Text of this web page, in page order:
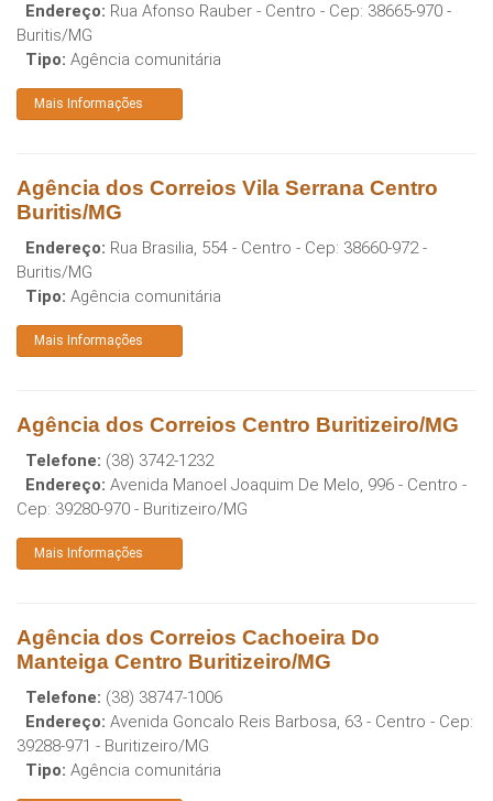
Endereço: Rua Afonso Rauber - Centro - Cep: 38665-970 -
Buritis/MG
Tipo: Agência comunitária
Mais Informações
Agência dos Correios Vila Serrana Centro
Buritis/MG
Endereço: Rua Brasilia, 554 - Centro - Cep: 38660-972-
Buritis/MG
Tipo: Agência comunitária
Mais Informações
Agência dos Correios Centro Buritizeiro/MG
Telefone: (38) 3742-1232
Endereço: Avenida Manoel Joaquim De Melo, 996 - Centro -
Cep: 39280-970 - Buritizeiro/MG
Mais Informações
Agência dos Correios Cachoeira Do
Manteiga Centro Buritizeiro/MG
Telefone: (38) 38747-1006
Endereço: Avenida Goncalo Reis Barbosa, 63 - Centro - Cep:
39288-971 - Buritizeiro/MG
Tipo: Agência comunitária